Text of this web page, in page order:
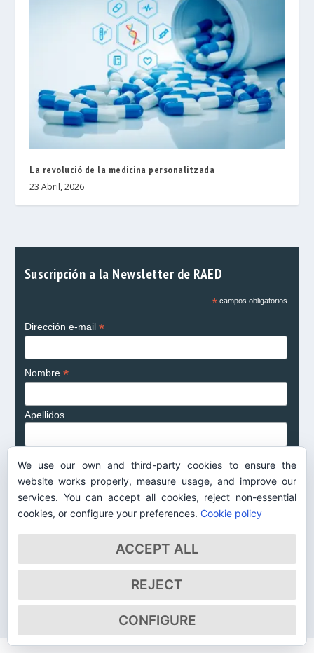
La revolució de la medicina personalitzada
23 Abril, 2026
Suscripción a la Newsletter de RAED
*campos obligatorios
Dirección e-mail *
Nombre *
Apellidos
Entidad o empresa
We use our own and third-party cookies to ensure the
website works properly, measure usage, and improve our
services. You can accept all cookies, reject non-essential
cookies, or configure your preferences. Cookie policy
ACCEPT ALL
REJECT
CONFIGURE